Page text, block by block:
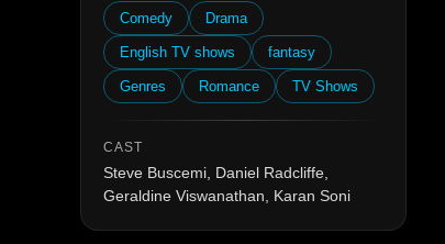
Comedy Drama
English TV shows fantasy
Genres Romance TV Shows
CAST
Steve Buscemi, Daniel Radcliffe,
Geraldine Viswanathan, Karan Soni